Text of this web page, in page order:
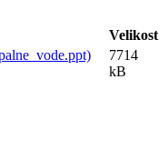
Velikost
7714
kB